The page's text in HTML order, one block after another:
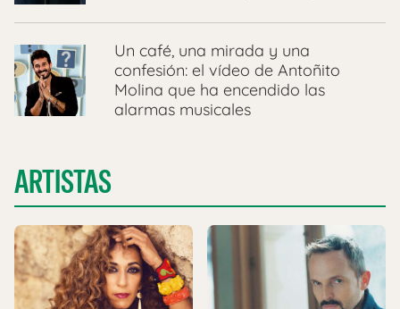
Un café, una mirada y una
confesión: el vídeo de Antoñito
Molina que ha encendido las
alarmas musicales
ARTISTAS